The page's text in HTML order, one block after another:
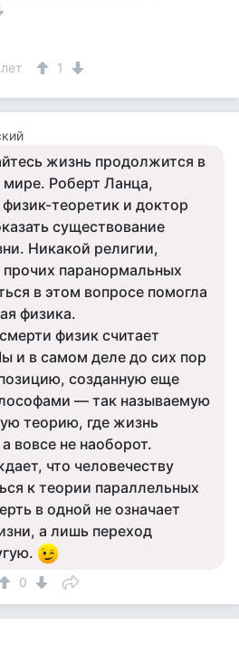
1
жизнь продолжится в
Роберт Ланца,
теоретик и доктор
существование
Никакой религии,
прочих паранормальных
в этом вопросе помогла
физика.
физик считает
и в самом деле до сих пор
созданную еще
— так называемую
теорию, где жизнь
вовсе не наоборот.
что человечеству
к теории параллельных
в одной не означает
а лишь переход
0